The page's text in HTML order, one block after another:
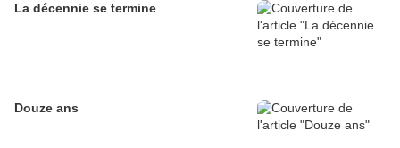
La décennie se termine
Douze ans